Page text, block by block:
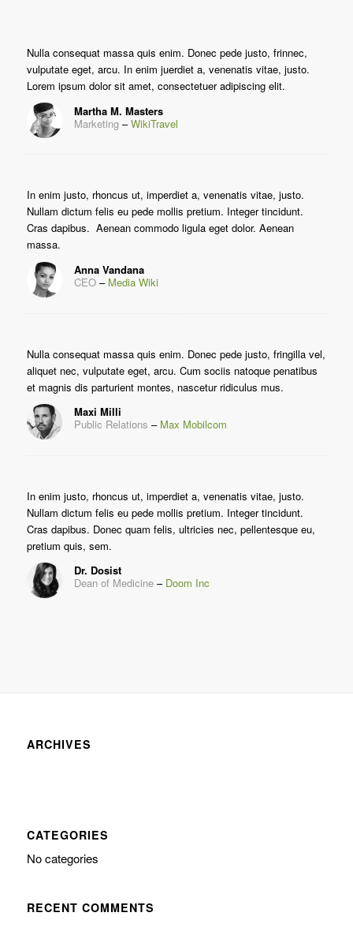
Nulla consequat massa quis enim. Donec pede justo, frinnec,
vulputate eget, arcu. In enim juerdiet a, venenatis vitae, justo.
Lorem ipsum dolor sit amet, consectetuer adipiscing elit.
Martha M. Masters
Marketing–WikiTravel
In enim justo, rhoncus ut, imperdiet a, venenatis vitae, justo.
Nullam dictum felis eu pede mollis pretium. Integer tincidunt.
Cras dapibus. Aenean commodo ligula eget dolor. Aenean
massa.
Anna Vandana
CEO– Media Wiki
Nulla consequat massa quis enim. Donec pede justo, fringilla vel,
aliquet nec, vulputate eget, arcu. Cum sociis natoque penatibus
et magnis dis parturient montes, nascetur ridiculus mus.
Maxi Milli
Public Relations – Max Mobilcom
In enim justo, rhoncus ut, imperdiet a, venenatis vitae, justo.
Nullam dictum felis eu pede mollis pretium. Integer tincidunt.
Cras dapibus. Donec quam felis, ultricies nec, pellentesque eu,
pretium quis, sem.
Dr. Dosist
Dean of Medicine– Doom Inc
ARCHIVES
CATEGORIES
No categories
RECENT COMMENTS